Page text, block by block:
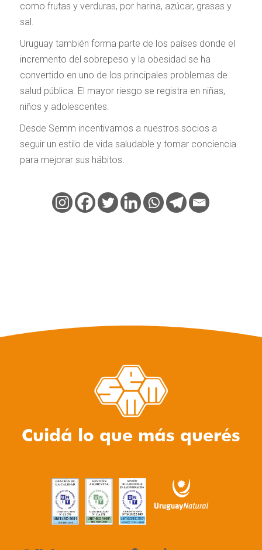
como frutas y verduras, por harina, azúcar, grasas y
sal.
Uruguay también forma parte de los países donde el
incremento del sobrepeso y la obesidad se ha
convertido en uno de los principales problemas de
salud pública. El mayor riesgo se registra en niñas,
niños y adolescentes.
Desde Semm incentivamos a nuestros socios a
seguir un estilo de vida saludable y tomar conciencia
para mejorar sus hábitos.
Cuidá lo que más querés